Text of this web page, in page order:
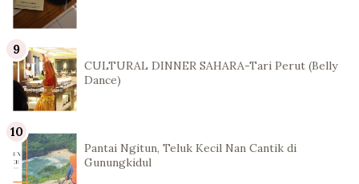
CULTURAL DINNER SAHARA-Tari Perut (Belly
Dance)
Pantai Ngitun, Teluk Kecil Nan Cantik di
Gunungkidul